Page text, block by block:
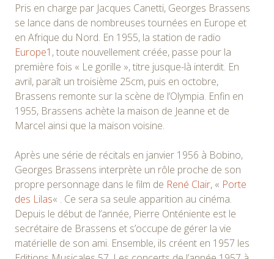
Pris en charge par Jacques Canetti, Georges Brassens
se lance dans de nombreuses tournées en Europe et
en Afrique du Nord. En 1955, la station de radio
Europe1 , toute nouvellement créée, passe pour la
première fois « Le gorille », titre jusque-là interdit. En
avril, paraît un troisième 25cm, puis en octobre,
Brassens remonte sur la scène de l’Olympia. Enfin en
1955, Brassens achète la maison de Jeanne et de
Marcel ainsi que la maison voisine.
Après une série de récitals en janvier 1956 à Bobino,
Georges Brassens interprète un rôle proche de son
propre personnage dans le film de René Clair, « Porte
des Lilas« . Ce sera sa seule apparition au cinéma.
Depuis le début de l’année, Pierre Onténiente est le
secrétaire de Brassens et s’occupe de gérer la vie
matérielle de son ami. Ensemble, ils créent en 1957 les